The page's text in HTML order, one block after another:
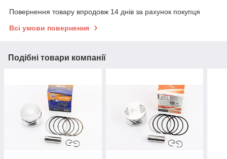
Повернення товару впродовж 14 днів за рахунок покупця
Всі умови повернення
Подібні товари компанії